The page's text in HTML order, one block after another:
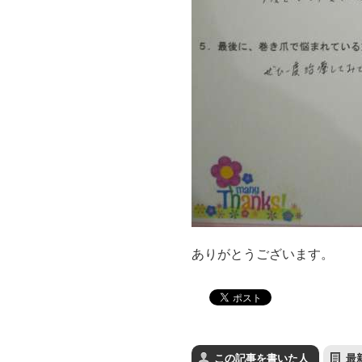
ありがとうございます。
この記事を書いた人 最